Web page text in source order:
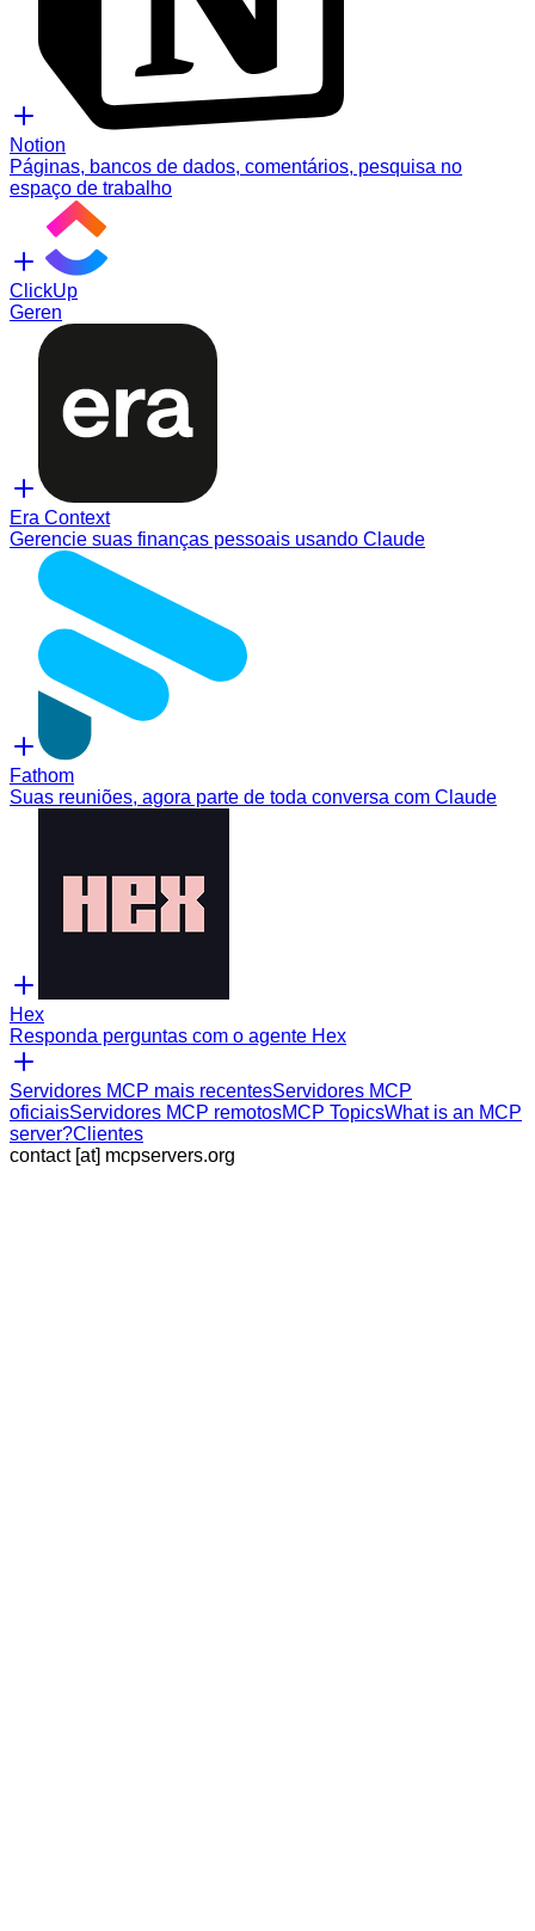
Notion
Páginas, bancos de dados, comentários, pesquisa no
espaço de trabalho
ClickUp
Geren
Era Context
Gerencie suas finanças pessoais usando Claude
Fathom
Suas reuniões, agora parte de toda conversa com Claude
Hex
Responda perguntas com o agente Hex
Servidores MCP mais recentesServidores MCP
oficiaisServidores MCP remotosMCP TopicsWhat is an MCP
server?Clientes
contact [at] mcpservers.org